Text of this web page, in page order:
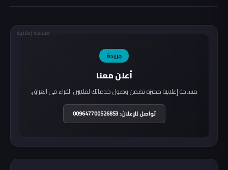
مساحة إعلانية
جريدة
أعلن معنا
مساحة إعلانية مميزة تضمن وصول خدماتك لملايين القراء في العراق.
تواصل للإعلان: 009647700526853